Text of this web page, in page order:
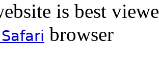
is best
browser